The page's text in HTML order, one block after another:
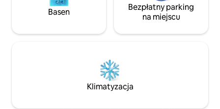
Basen
Bezpłatny parking
na miejscu
Klimatyzacja